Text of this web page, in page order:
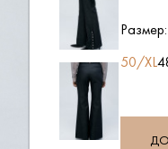
Размер:
50/XL